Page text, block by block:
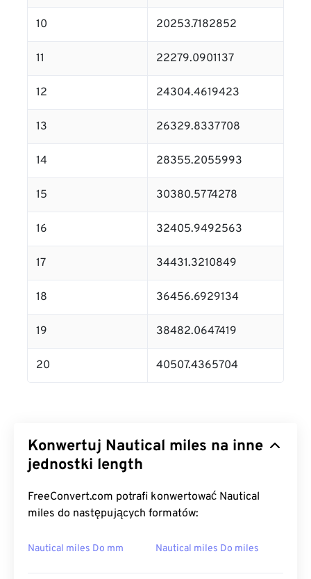
10 20253.7182852
11 22279.0901137
12 24304.4619423
13 26329.8337708
14 28355.2055993
15 30380.5774278
16 32405.9492563
17 34431.3210849
18 36456.6929134
19 38482.0647419
20 40507.4365704
Konwertuj Nautical miles na inne
jednostki length
FreeConvert.com potrafi konwertować Nautical
miles do następujących formatów:
Nautical miles Do mm Nautical miles Do miles